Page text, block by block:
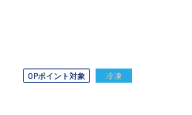
OPポイント対象 冷凍